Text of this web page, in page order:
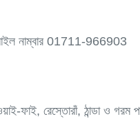
নাম্বার 01711-966903
ফাই, রেস্তোরাঁ, ঠান্ডা ও গরম